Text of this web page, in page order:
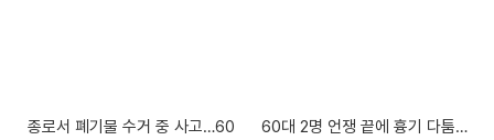
종로서 폐기물 수거 중 사고…60
60대 2명 언쟁 끝에 흉기 다툼…